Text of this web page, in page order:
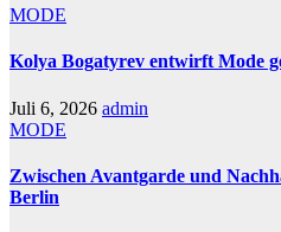
MODE
Kolya Bogatyrev entwirft Mode
Juli 6, 2026 admin
MODE
Zwischen Avantgarde und
Berlin